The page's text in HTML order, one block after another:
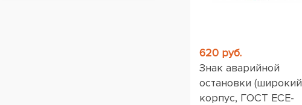
620 руб.
Знак аварийной
остановки (широкий
корпус, ГОСТ ЕСЕ-